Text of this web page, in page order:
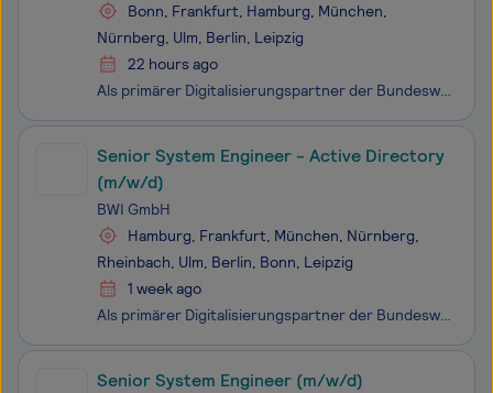
Bonn, Frankfurt, Hamburg, München,
Nürnberg, Ulm, Berlin, Leipzig
22 hours ago
Als primärer Digitalisierungspartner der Bundeswehr erbringen wir stabile, sichere und effiziente IT-Services im In- und Ausland, vom Grundbetrieb bis in den einsatznahen Bereich und tragen so zur kontinuierlichen Erhöhung der Führungs- und Einsatzfähigkeit der Bundeswehr bei. Mit über 8.000 Kolleg*
Senior System Engineer - Active Directory
(m/w/d)
BWI GmbH
Hamburg, Frankfurt, München, Nürnberg,
Rheinbach, Ulm, Berlin, Bonn, Leipzig
1 week ago
Als primärer Digitalisierungspartner der Bundeswehr erbringen wir stabile, sichere und effiziente IT-Services im In- und Ausland, vom Grundbetrieb bis in den einsatznahen Bereich und tragen so zur kontinuierlichen Erhöhung der Führungs- und Einsatzfähigkeit der Bundeswehr bei. Mit über 8.000 Kolleg*
Senior System Engineer (m/w/d)